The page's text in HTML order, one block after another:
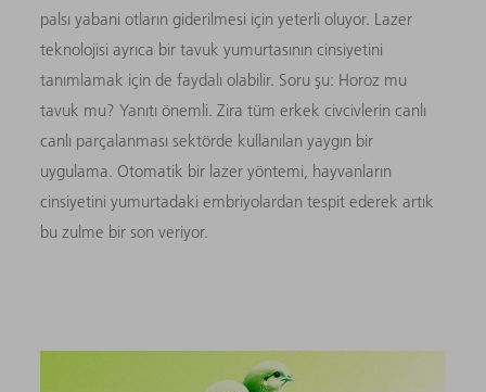
palsı yabani otların giderilmesi için yeterli oluyor. Lazer
teknolojisi ayrıca bir tavuk yumurtasının cinsiyetini
tanımlamak için de faydalı olabilir. Soru şu: Horoz mu
tavuk mu? Yanıtı önemli. Zira tüm erkek civcivlerin canlı
canlı parçalanması sektörde kullanılan yaygın bir
uygulama. Otomatik bir lazer yöntemi, hayvanların
cinsiyetini yumurtadaki embriyolardan tespit ederek artık
bu zulme bir son veriyor.